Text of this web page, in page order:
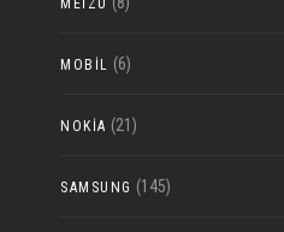
MOBIL (6)
NOKIA (21)
SAMSUNG (145)